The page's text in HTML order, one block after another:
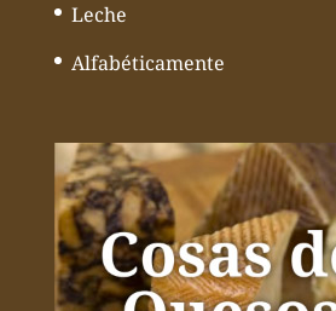
Leche
Alfabéticamente